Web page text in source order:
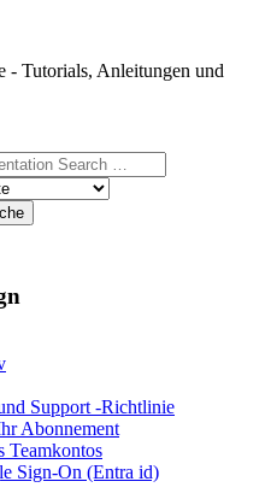
Tutorials, Anleitungen und
Support -Richtlinie
Abonnement
Teamkontos
Sign-On (Entra id)